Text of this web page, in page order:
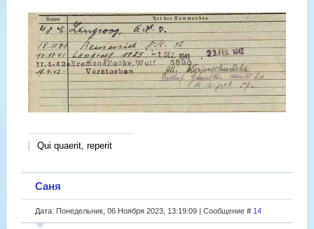
Qui quaerit, reperit
Саня
Дата: Понедельник, 06 Ноября 2023, 13:19:09 | Сообщение # 14